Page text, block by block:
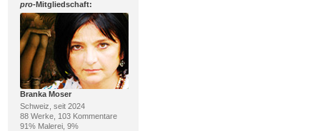
pro-Mitgliedschaft:
Branka Moser
Schweiz, seit 2024
88 Werke, 103 Kommentare
91% Malerei, 9%